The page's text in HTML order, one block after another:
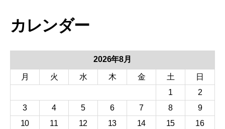
カレンダー
2026年8月
月 火 水 木 金 土
日
1
2
3
4 5 6 7 8
9
10
11 12 13 14 15
16